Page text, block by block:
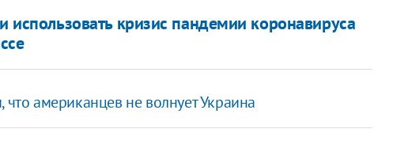
кризис пандемии коронавируса
американцев не волнует Украина